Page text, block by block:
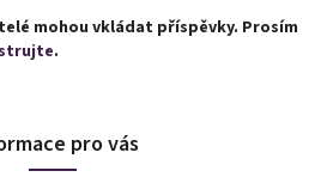
mohou vkládat příspěvky. Prosím
.
pro vás